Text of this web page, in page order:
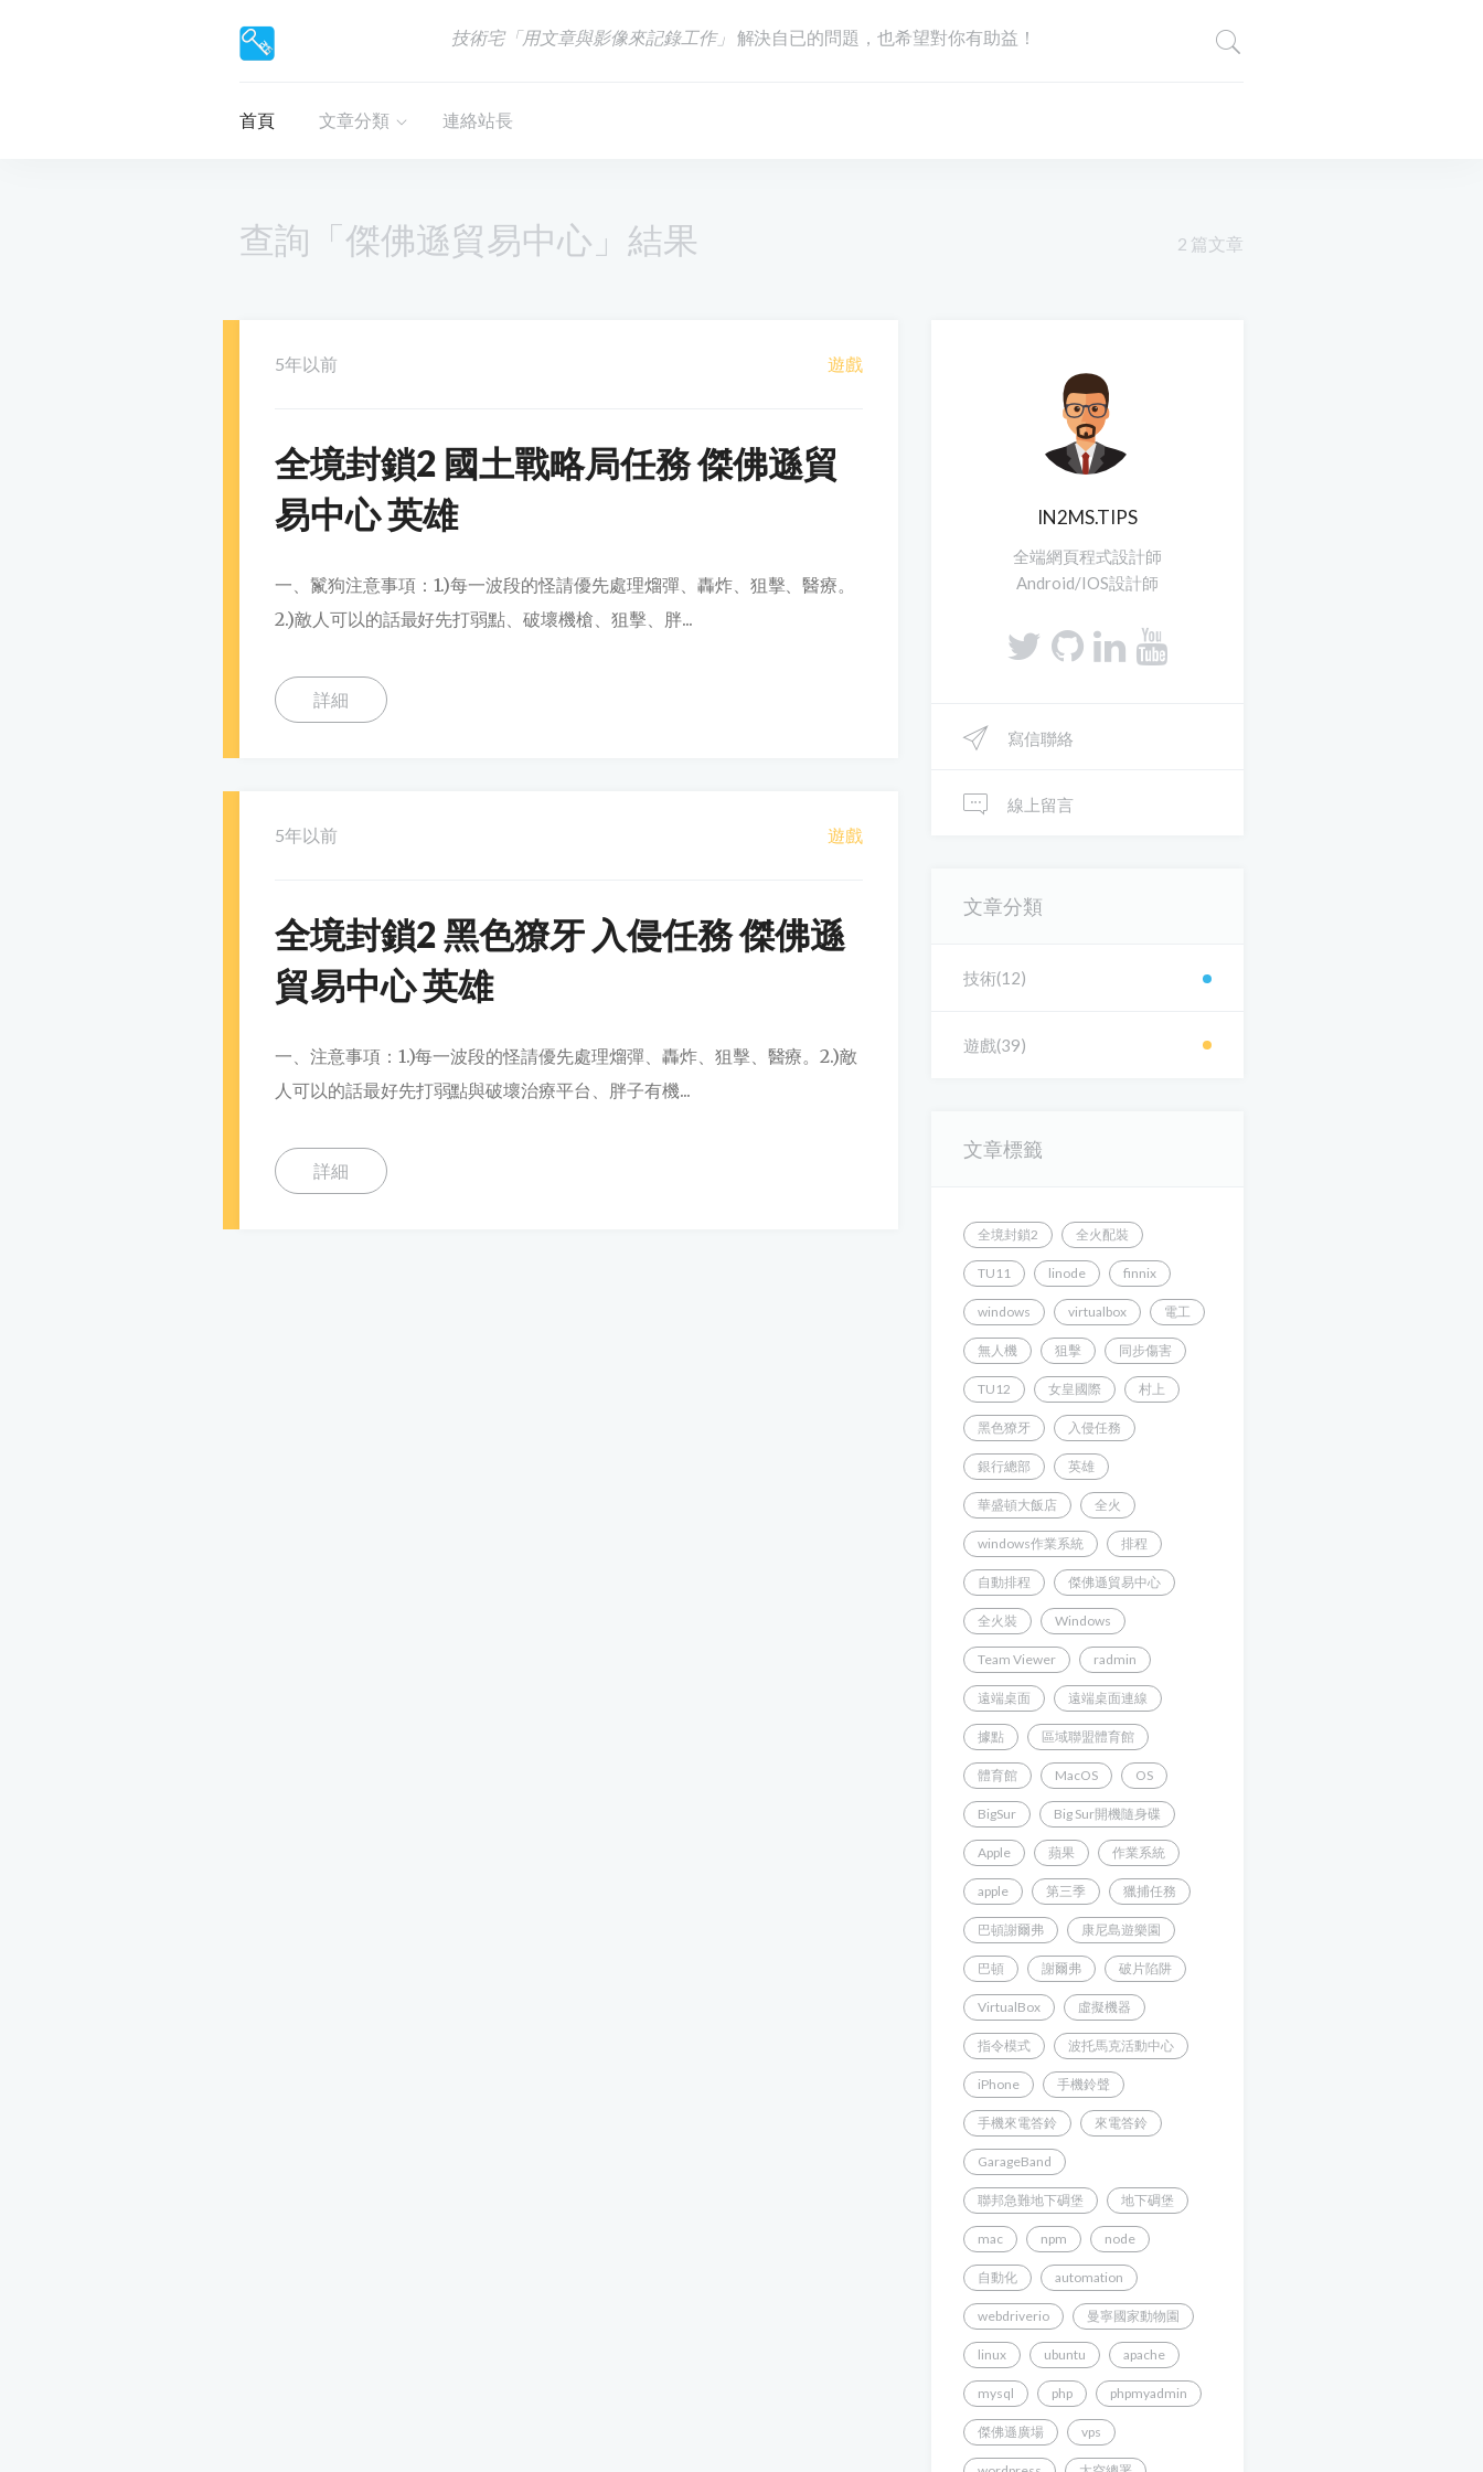
技術宅「用文章與影像來記錄工作」 解決自已的問題，也希望對你有助益！
首頁 文章分類 連絡站長
查詢「傑佛遜貿易中心」結果 2 篇文章
5年以前 遊戲
全境封鎖2 國土戰略局任務 傑佛遜貿
易中心 英雄
一、鬣狗注意事項：1.)每一波段的怪請優先處理熘彈、轟炸、狙擊、醫療。
2.)敵人可以的話最好先打弱點、破壞機槍、狙擊、胖...
詳細
5年以前 遊戲
全境封鎖2 黑色獠牙 入侵任務 傑佛遜
貿易中心 英雄
一、注意事項：1.)每一波段的怪請優先處理熘彈、轟炸、狙擊、醫療。2.)敵
人可以的話最好先打弱點與破壞治療平台、胖子有機...
詳細
IN2MS.TIPS
全端網頁程式設計師
Android/IOS設計師
寫信聯絡
線上留言
文章分類
技術(12)
遊戲(39)
文章標籤
全境封鎖2 全火配裝
TU11 linode finnix
windows virtualbox 電工
無人機 狙擊 同步傷害
TU12 女皇國際 村上
黑色獠牙 入侵任務
銀行總部 英雄
華盛頓大飯店 全火
windows作業系統 排程
自動排程 傑佛遜貿易中心
全火裝 Windows
Team Viewer radmin
遠端桌面 遠端桌面連線
據點 區域聯盟體育館
體育館 MacOS OS
BigSur Big Sur開機隨身碟
Apple 蘋果 作業系統
apple 第三季 獵捕任務
巴頓謝爾弗 康尼島遊樂園
巴頓 謝爾弗 破片陷阱
VirtualBox 虛擬機器
指令模式 波托馬克活動中心
iPhone 手機鈴聲
手機來電答鈴 來電答鈴
GarageBand
聯邦急難地下碉堡 地下碉堡
mac npm node
自動化 automation
webdriverio 曼寧國家動物園
linux ubuntu apache
mysql php phpmyadmin
傑佛遜廣場 vps